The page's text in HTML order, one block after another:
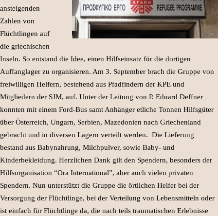
ansteigenden
Zahlen von
Flüchtlingen auf
die griechischen
Inseln. So entstand die Idee, einen Hilfseinsatz für die dortigen
Auffanglager zu organisieren. Am 3. September brach die Gruppe von
freiwilligen Helfern, bestehend aus Pfadfindern der KPE und
Mitgliedern der SJM, auf. Unter der Leitung von P. Eduard Deffner
konnten mit einem Ford-Bus samt Anhänger etliche Tonnen Hilfsgüter
über Österreich, Ungarn, Serbien, Mazedonien nach Griechenland
gebracht und in diversen Lagern verteilt werden. Die Lieferung
bestand aus Babynahrung, Milchpulver, sowie Baby- und
Kinderbekleidung. Herzlichen Dank gilt den Spendern, besonders der
Hilfsorganisation “Ora International”, aber auch vielen privaten
Spendern. Nun unterstützt die Gruppe die örtlichen Helfer bei der
Versorgung der Flüchtlinge, bei der Verteilung von Lebensmitteln oder
ist einfach für Flüchtlinge da, die nach teils traumatischen Erlebnisse